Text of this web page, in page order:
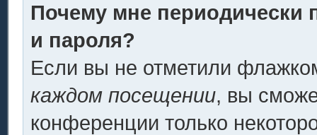
Почему мне периодически
и пароля?
Если вы не отметили
каждом посещении, вы
конференции только